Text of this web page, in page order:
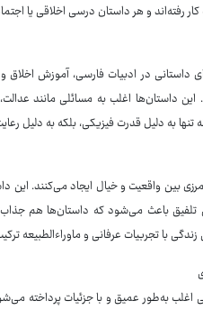
رفته‌اند و هر داستان درسی اخلاقی یا
داستانی در ادبیات فارسی، آموزش اخلاق
داستان‌ها اغلب به مسائلی مانند
تنها به دلیل قدرت فیزیکی، بلکه به دلیل
بین واقعیت و خیال ایجاد می‌کنند. این
تلفیق باعث می‌شود که داستان‌ها هم
با تجربیات عرفانی و ماوراءالطبیعه
به‌طور عمیق و با جزئیات پرداخته